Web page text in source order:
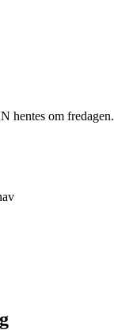
hentes om fredagen.